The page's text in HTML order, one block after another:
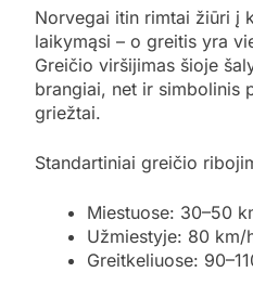
Norvegai itin rimtai žiūri į
laikymąsi – o greitis yra
Greičio viršijimas šioje
brangiai, net ir simbolinis
griežtai.
Standartiniai greičio
Miestuose: 30–50
Užmiestyje: 80 km/
Greitkeliuose: